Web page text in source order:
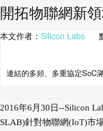
開拓物聯網新
本文作者： Silicon Labs 點
連結的多頻、多重協定SoC
2016年6月30日--Silicon
SLAB)針對物聯網(IoT)市